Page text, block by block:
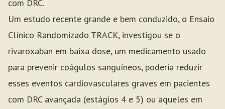
com DRC.
Um estudo recente grande e bem conduzido, o Ensaio
Clínico Randomizado TRACK, investigou se o
rivaroxaban em baixa dose, um medicamento usado
para prevenir coágulos sanguíneos, poderia reduzir
esses eventos cardiovasculares graves em pacientes
com DRC avançada (estágios 4 e 5) ou aqueles em